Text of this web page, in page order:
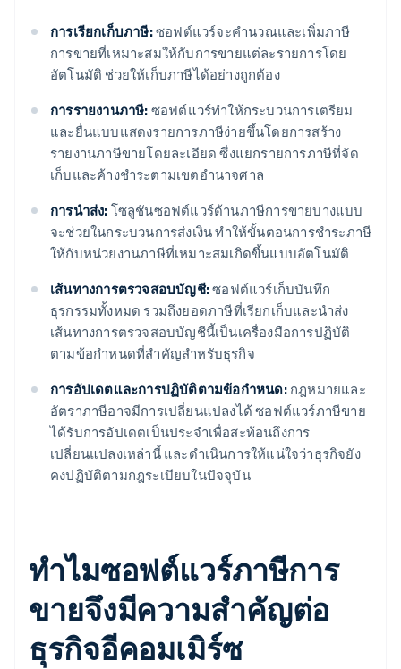
การเรียกเก็บภาษี:ซอฟต์แวร์จะคํานวณและเพิ่มภาษี
การขายที่เหมาะสมให้กับการขายแต่ละรายการโดย
อัตโนมัติ ช่วยให้เก็บภาษีได้อย่างถูกต้อง
การรายงานภาษี: ซอฟต์แวร์ทำให้กระบวนการเตรียม
และยื่นแบบแสดงรายการภาษีง่ายขึ้นโดยการสร้าง
รายงานภาษีขายโดยละเอียด ซึ่งแยกรายการภาษีที่จัด
เก็บและค้างชำระตามเขตอำนาจศาล
การนำส่ง: โซลูชันซอฟต์แวร์ด้านภาษีการขายบางแบบ
จะช่วยในกระบวนการส่งเงิน ทําให้ขั้นตอนการชําระภาษี
ให้กับหน่วยงานภาษีที่เหมาะสมเกิดขึ้นแบบอัตโนมัติ
เส้นทางการตรวจสอบบัญชี:ซอฟต์แวร์เก็บบันทึก
ธุรกรรมทั้งหมด รวมถึงยอดภาษีที่เรียกเก็บและนําส่ง
เส้นทางการตรวจสอบบัญชีนี้เป็นเครื่องมือการปฏิบัติ
ตามข้อกําหนดที่สําคัญสําหรับธุรกิจ
การอัปเดตและการปฏิบัติตามข้อกําหนด:กฎหมายและ
อัตราภาษีอาจมีการเปลี่ยนแปลงได้ ซอฟต์แวร์ภาษีขาย
ได้รับการอัปเดตเป็นประจำเพื่อสะท้อนถึงการ
เปลี่ยนแปลงเหล่านี้ และดำเนินการให้แน่ใจว่าธุรกิจยัง
คงปฏิบัติตามกฎระเบียบในปัจจุบัน
ทําไมซอฟต์แวร์ภาษีการ
ขายจึงมีความสําคัญต่อ
ธุรกิจอีคอมเมิร์ซ